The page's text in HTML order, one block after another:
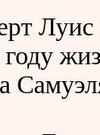
Луис